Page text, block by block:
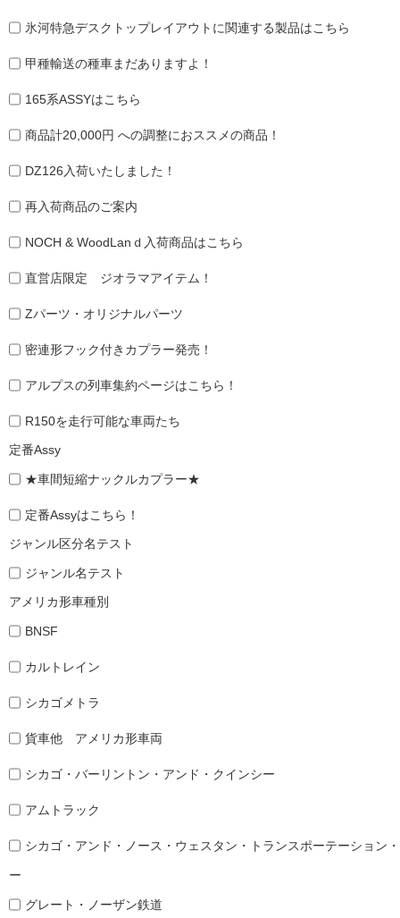
氷河特急デスクトップレイアウトに関連する製品はこちら
甲種輸送の種車まだありますよ！
165系ASSYはこちら
商品計20,000円 への調整におススメの商品！
DZ126入荷いたしました！
再入荷商品のご案内
NOCH & WoodLanｄ入荷商品はこちら
直営店限定 ジオラマアイテム！
Zパーツ・オリジナルパーツ
密連形フック付きカプラー発売！
アルプスの列車集約ページはこちら！
R150を走行可能な車両たち
定番Assy
★車間短縮ナックルカプラー★
定番Assyはこちら！
ジャンル区分名テスト
ジャンル名テスト
アメリカ形車種別
BNSF
カルトレイン
シカゴメトラ
貨車他 アメリカ形車両
シカゴ・バーリントン・アンド・クインシー
アムトラック
シカゴ・アンド・ノース・ウェスタン・トランスポーテーション
ー
グレート・ノーザン鉄道